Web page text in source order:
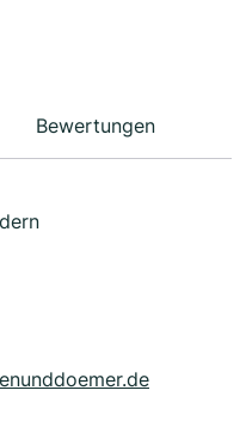
Bewertungen